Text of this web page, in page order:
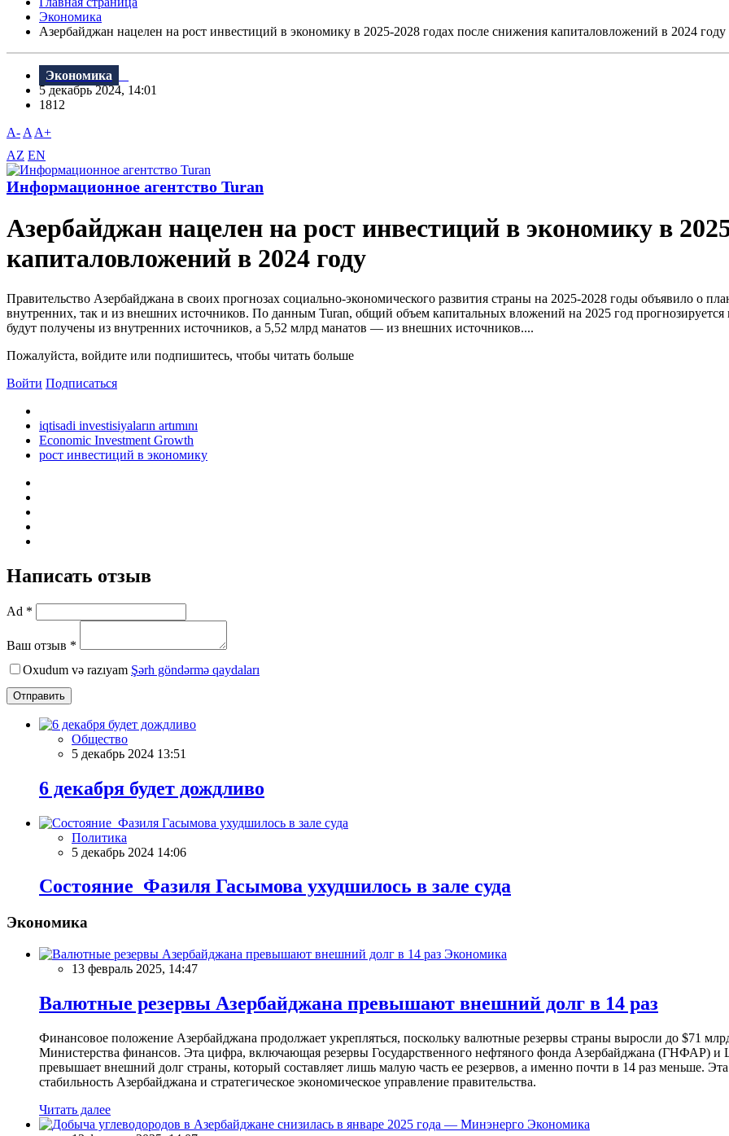
Экономика
Азербайджан нацелен на рост инвестиций в экономику в 2025-2028 годах после снижения капиталовложений в 2024 году
Экономика
5 декабрь 2024, 14:01
1812
A- A A+
AZ EN
Информационное агентство Turan
Азербайджан нацелен на рост инвестиций в экономику в
капиталовложений в 2024 году
Правительство Азербайджана в своих прогнозах социально-экономического развития страны на 2025-2028 годы объявило о
внутренних, так и из внешних источников. По данным Turan, общий объем капитальных вложений на 2025 год прогнозируется
будут получены из внутренних источников, а 5,52 млрд манатов — из внешних источников....
Пожалуйста, войдите или подпишитесь, чтобы читать больше
Войти Подписаться
iqtisadi investisiyaların artımını
Economic Investment Growth
рост инвестиций в экономику
Написать отзыв
Ad *
Ваш отзыв *
Oxudum və razıyam Şərh göndərmə qaydaları
Отправить
Общество
5 декабрь 2024 13:51
6 декабря будет дождливо
Политика
5 декабрь 2024 14:06
Состояние Фазиля Гасымова ухудшилось в зале суда
Экономика
Экономика
13 февраль 2025, 14:47
Валютные резервы Азербайджана превышают внешний долг в 14 раз
Финансовое положение Азербайджана продолжает укрепляться, поскольку валютные резервы страны выросли до $71
Министерства финансов. Эта цифра, включающая резервы Государственного нефтяного фонда Азербайджана (ГНФАР) и
превышает внешний долг страны, который составляет лишь малую часть ее резервов, а именно почти в 14 раз меньше.
стабильность Азербайджана и стратегическое экономическое управление правительства.
Читать далее
Экономика